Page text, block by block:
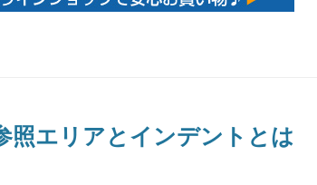
照エリアとインデントとは